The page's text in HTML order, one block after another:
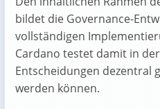
bildet die Governance-
vollständigen
Cardano testet damit in
Entscheidungen dezentral
werden können.